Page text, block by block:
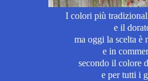
I colori più
e il
ma oggi la scelta è
e in
secondo il colore
e per tutti i